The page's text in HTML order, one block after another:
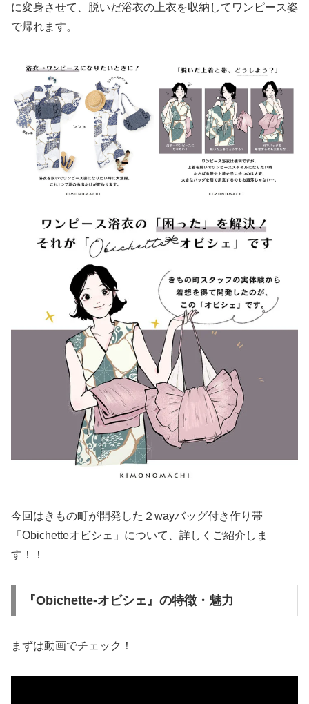
に変身させて、脱いだ浴衣の上衣を収納してワンピース姿
で帰れます。
今回はきもの町が開発した２wayバッグ付き作り帯
「Obichetteオビシェ」について、詳しくご紹介しま
す！！
『Obichette-オビシェ』の特徴・魅力
まずは動画でチェック！